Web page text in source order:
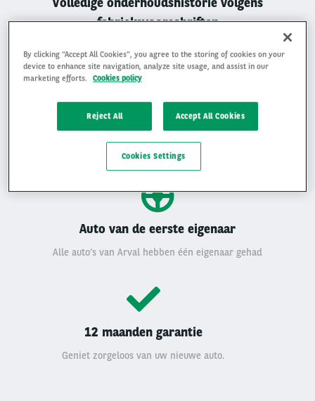
fabrieksvoorschriften
Gemiddelde beoordeling van 4,9 op 5
Auto van de eerste eigenaar
Alle auto’s van Arval hebben één eigenaar gehad
12 maanden garantie
Geniet zorgeloos van uw nieuwe auto.
By clicking “Accept All Cookies”, you agree to the storing of cookies on your
device to enhance site navigation, analyze site usage, and assist in our
marketing efforts.
Cookies policy
Reject All Accept All Cookies
Cookies Settings